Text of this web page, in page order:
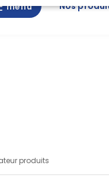
menu
menu Nos
produits